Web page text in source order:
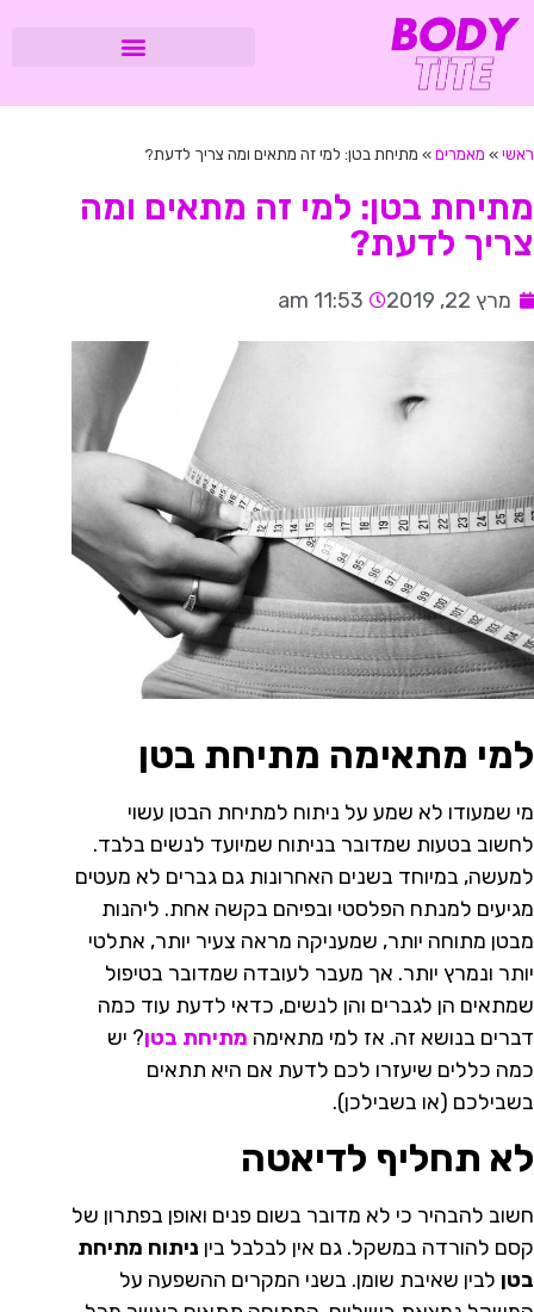
ראשי» מאמרים» מתיחת בטן: למי זה מתאים ומה צריך לדעת?
מתיחת בטן: למי זה מתאים ומה
צריך לדעת?
מרץ 22, 2019 11:53 am
למי מתאימה מתיחת בטן
מי שמעודו לא שמע על ניתוח למתיחת הבטן עשוי
לחשוב בטעות שמדובר בניתוח שמיועד לנשים בלבד.
למעשה, במיוחד בשנים האחרונות גם גברים לא מעטים
מגיעים למנתח הפלסטי ובפיהם בקשה אחת. ליהנות
מבטן מתוחה יותר, שמעניקה מראה צעיר יותר, אתלטי
יותר ונמרץ יותר. אך מעבר לעובדה שמדובר בטיפול
שמתאים הן לגברים והן לנשים, כדאי לדעת עוד כמה
דברים בנושא זה. אז למי מתאימה מתיחת בטן? יש
כמה כללים שיעזרו לכם לדעת אם היא תתאים
בשבילכם (או בשבילכן).
לא תחליף לדיאטה
חשוב להבהיר כי לא מדובר בשום פנים ואופן בפתרון של
קסם להורדה במשקל. גם אין לבלבל בין ניתוח מתיחת
בטן לבין שאיבת שומן. בשני המקרים ההשפעה על